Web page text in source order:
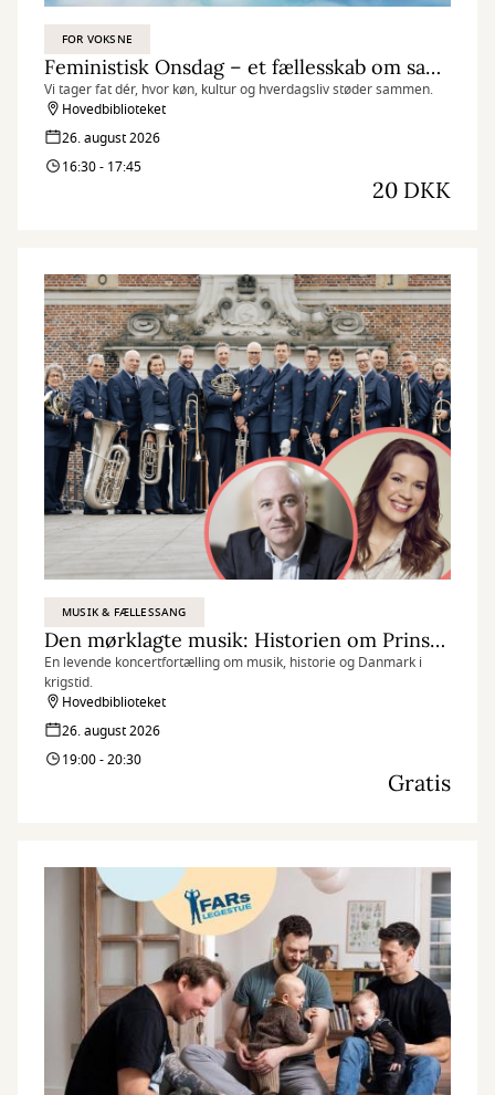
FOR VOKSNE
Feministisk Onsdag – et fællesskab om samfund, magt og myter
Vi tager fat dér, hvor køn, kultur og hverdagsliv støder sammen.
Hovedbiblioteket
26. august 2026
16:30 - 17:45
20 DKK
MUSIK & FÆLLESSANG
Den mørklagte musik: Historien om Prinsens Musikkorps under den tyske besættelse
En levende koncertfortælling om musik, historie og Danmark i
krigstid.
Hovedbiblioteket
26. august 2026
19:00 - 20:30
Gratis